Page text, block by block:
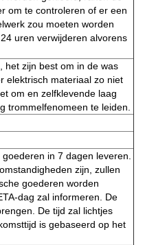
om te controleren of er een
zou moeten worden
uren verwijderen alvorens
het zijn best om in de was
elektrisch materiaal zo niet
om en zelfklevende laag
trommelfenomeen te leiden.
in 7 dagen leveren.
zijn, zullen
goederen worden
dag zal informeren. De
De tijd zal lichtjes
is gebaseerd op het